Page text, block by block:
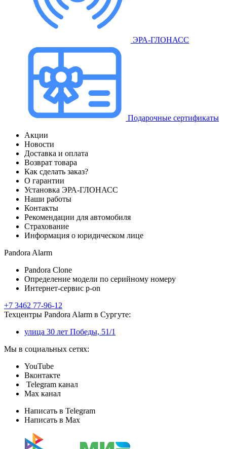
ЭРА-ГЛОНАСС
Подарочные сертификаты
Акции
Новости
Доставка и оплата
Возврат товара
Как сделать заказ?
О гарантии
Установка ЭРА-ГЛОНАСС
Наши работы
Контакты
Рекомендации для автомобиля
Страхование
Информация о юридическом лице
Pandora Alarm
Pandora Clone
Определение модели по серийному номеру
Интернет-сервис p-on
+7 3462 77-96-12
Техцентры Pandora Alarm в Сургуте:
улица 30 лет Победы, 51/1
Мы в социальных сетях:
YouTube
Вконтакте
Telegram канал
Max канал
Написать в Telegram
Написать в Max